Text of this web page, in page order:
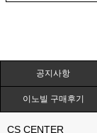
공지사항
이노빌 구매후기
CS CENTER